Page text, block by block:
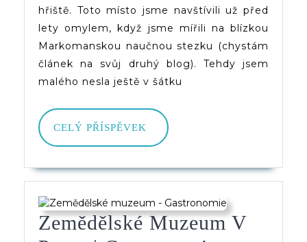
A
hřiště. Toto místo jsme navštívili už před
lety omylem, když jsme mířili na blízkou
Markomanskou naučnou stezku (chystám
článek na svůj druhý blog). Tehdy jsem
malého nesla ještě v šátku
CELÝ PŘÍSPĚVEK
CELÝ
PŘÍSPĚVEK
Zemědělské Muzeum V